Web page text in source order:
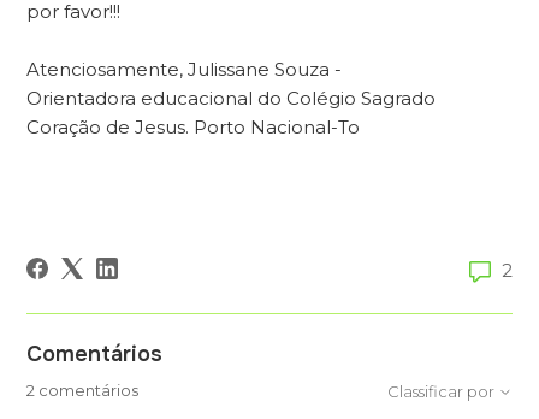
por favor!!!
Atenciosamente, Julissane Souza -
Orientadora educacional do Colégio Sagrado
Coração de Jesus. Porto Nacional-To
2
Comentários
2 comentários Classificar por